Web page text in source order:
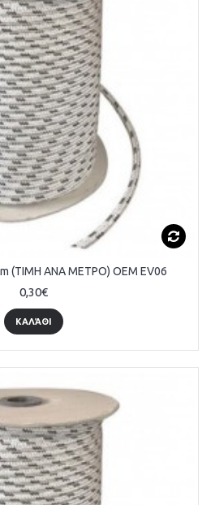
(ΤΙΜΗ ΑΝΑ ΜΕΤΡΟ) OEM EV06
0,30€
ΚΑΛΆΘΙ